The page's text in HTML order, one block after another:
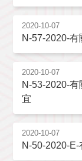
2020-10-07
N-57-2020-
2020-10-07
N-53-2020-
宜
2020-10-07
N-50-2020-